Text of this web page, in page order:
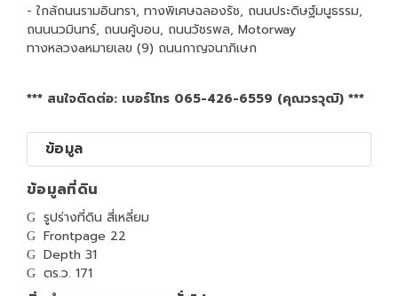
- ใกล้ถนนรามอินทรา, ทางพิเศษฉลองรัช, ถนนประดิษฐ์มนูธรรม,
ถนนนวมินทร์, ถนนคู้บอน, ถนนวัชรพล, Motorway
ทางหลวงaหมายเลข (9) ถนนกาญจนาภิเษก
*** สนใจติดต่อ: เบอร์โทร 065-426-6559 (คุณวรวุฒิ) ***
ข้อมูล
ข้อมูลที่ดิน
รูปร่างที่ดิน สี่เหลี่ยม
Frontpage 22
Depth 31
ตร.ว. 171